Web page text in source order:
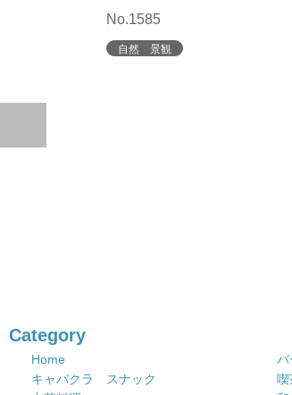
No.1585
自然 景観
Category
Home バ
キャバクラ スナック